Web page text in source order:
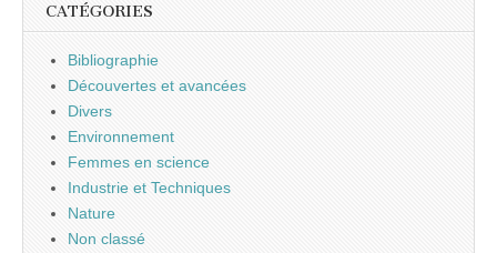
CATÉGORIES
Bibliographie
Découvertes et avancées
Divers
Environnement
Femmes en science
Industrie et Techniques
Nature
Non classé